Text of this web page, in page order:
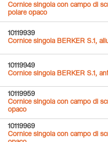
Cornice singola con campo di
polare opaco
10119939
Cornice singola BERKER S.1,
10119949
Cornice singola BERKER S.1,
10119959
Cornice singola con campo di
opaco
10119969
Cornice singola con campo di